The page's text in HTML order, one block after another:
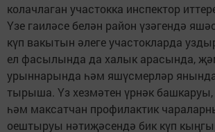
колачлаган участокка инспектор
Үзе гаиләсе белән район үзәгендә
күп вакытын әлеге участокларда
ел фасылында да халык арасында,
урыннарында һәм яшүсмерләр
тырыша. Үз хезмәтен үрнәк
һәм максатчан профилактик
оештыруы нәтиҗәсендә бик күп